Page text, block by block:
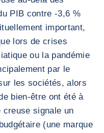
PIB contre -3,6 %
important,
lors de crises
ou la pandémie
par le
les sociétés, alors
bien-être ont été à
creuse signale un
(une marque